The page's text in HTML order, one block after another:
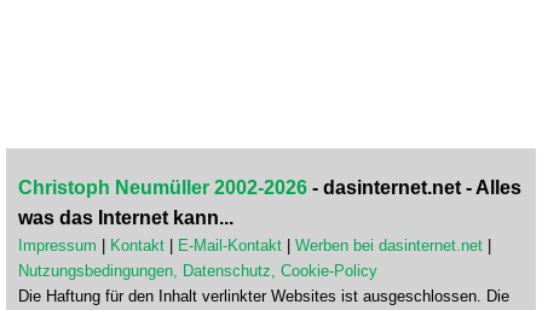
Christoph Neumüller 2002-2026 - dasinternet.net - Alles
was das Internet kann...
Impressum | Kontakt | E-Mail-Kontakt | Werben bei dasinternet.net |
Nutzungsbedingungen, Datenschutz, Cookie-Policy
Die Haftung für den Inhalt verlinkter Websites ist ausgeschlossen. Die